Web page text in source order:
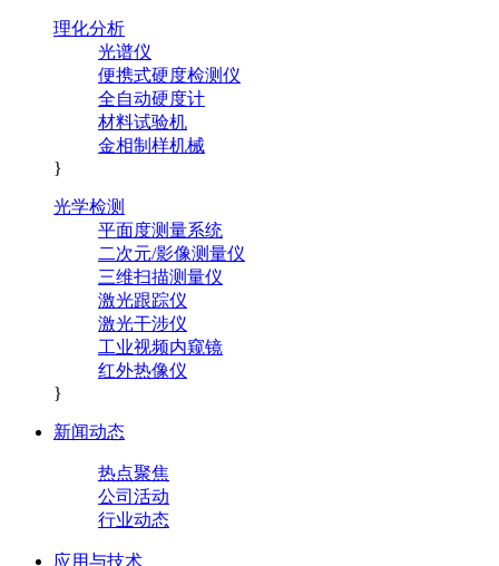
理化分析
光谱仪
便携式硬度检测仪
全自动硬度计
材料试验机
金相制样机械
}
光学检测
平面度测量系统
二次元/影像测量仪
三维扫描测量仪
激光跟踪仪
激光干涉仪
工业视频内窥镜
红外热像仪
}
新闻动态
热点聚焦
公司活动
行业动态
应用与技术